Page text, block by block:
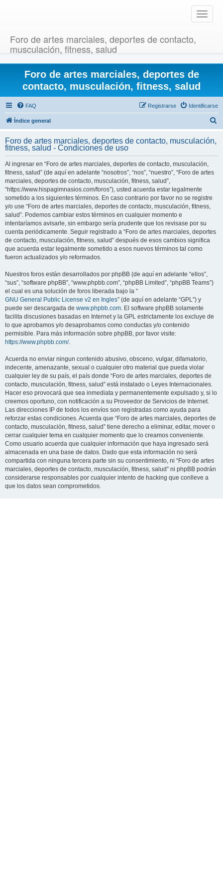
T
o
e
v
i
g
i
o
n
Foro de artes marciales, deportes de contacto,
musculación, fitness, salud
Foro de artes marciales, deportes de
contacto, musculación, fitness, salud
FAQ Identificarse
Registrarse
Índice general
c
Foro de artes marciales, deportes de contacto, musculación,
fitness, salud - Condiciones de uso
Al ingresar en “Foro de artes marciales, deportes de contacto, musculación,
fitness, salud” (de aquí en adelante “nosotros”, “nos”, “nuestro”, “Foro de artes
marciales, deportes de contacto, musculación, fitness, salud”,
“https://www.hispagimnasios.com/foros”), usted acuerda estar legalmente
sometido a los siguientes términos. En caso contrario por favor no se registre
y/o use “Foro de artes marciales, deportes de contacto, musculación, fitness,
salud”. Podemos cambiar estos términos en cualquier momento e
intentaríamos avisarle, sin embargo sería prudente que los revisase por su
cuenta periódicamente. Seguir registrado a “Foro de artes marciales, deportes
de contacto, musculación, fitness, salud” después de esos cambios significa
que acuerda estar legalmente sometido a esos nuevos términos tal como
fueron actualizados y/o reformados.
Nuestros foros están desarrollados por phpBB (de aquí en adelante “ellos”,
“sus”, “software phpBB”, “www.phpbb.com”, “phpBB Limited”, “phpBB Teams”)
el cual es una solución de foros liberada bajo la “
GNU General Public License v2 en Ingles” (de aquí en adelante “GPL”) y
puede ser descargada de www.phpbb.com. El software phpBB solamente
facilita discusiones basadas en Internet y la GPL estrictamente los excluye de
lo que aprobamos y/o desaprobamos como conductas y/o contenido
permisible. Para más información sobre phpBB, por favor visite:
https://www.phpbb.com/.
Acuerda no enviar ningun contenido abusivo, obsceno, vulgar, difamatorio,
indecente, amenazante, sexual o cualquier otro material que pueda violar
cualquier ley de su país, el país donde “Foro de artes marciales, deportes de
contacto, musculación, fitness, salud” está instalado o Leyes Internacionales.
Hacer eso provocará que sea inmediata y permanentemente expulsado y, si lo
creemos oportuno, con notificación a su Proveedor de Servicios de Internet.
Las direcciones IP de todos los envíos son registradas como ayuda para
reforzar estas condiciones. Acuerda que “Foro de artes marciales, deportes de
contacto, musculación, fitness, salud” tiene derecho a eliminar, editar, mover o
cerrar cualquier tema en cualquier momento que lo creamos conveniente.
Como usuario acuerda que cualquier información que haya ingresado será
almacenada en una base de datos. Dado que esta información no será
compartida con ninguna tercera parte sin su consentimiento, ni “Foro de artes
marciales, deportes de contacto, musculación, fitness, salud” ni phpBB podrán
considerarse responsables por cualquier intento de hacking que conlleve a
que los datos sean comprometidos.